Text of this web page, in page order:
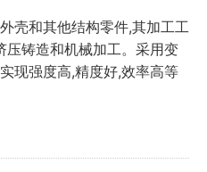
壳和其他结构零件,其加工工
压铸造和机械加工。采用变
现强度高,精度好,效率高等